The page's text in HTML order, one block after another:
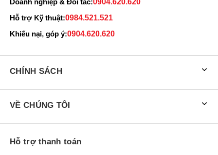
Doanh nghiệp & Đối tác:0904.620.620
Hỗ trợ Kỹ thuật:0984.521.521
Khiếu nại, góp ý:0904.620.620
CHÍNH SÁCH
VỀ CHÚNG TÔI
Hỗ trợ thanh toán